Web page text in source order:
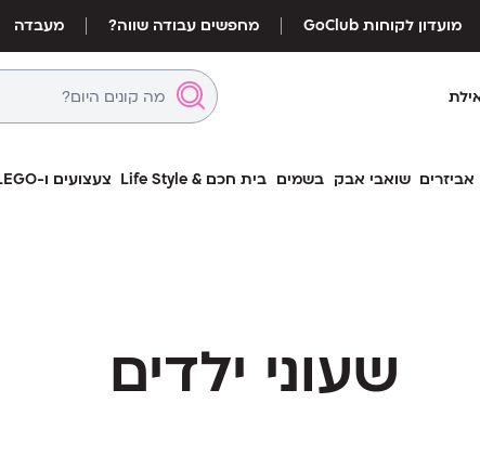
מועדון לקוחות GoClub מחפשים עבודה שווה? מעבדה
אביזרים שואבי אבק בשמים בית חכם & Life Style צעצועים ו-LEGO
שעוני ילדים